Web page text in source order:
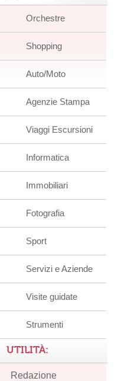
Orchestre
Shopping
Auto/Moto
Agenzie Stampa
Viaggi Escursioni
Informatica
Immobiliari
Fotografia
Sport
Servizi e Aziende
Visite guidate
Strumenti
UTILITÀ:
Redazione